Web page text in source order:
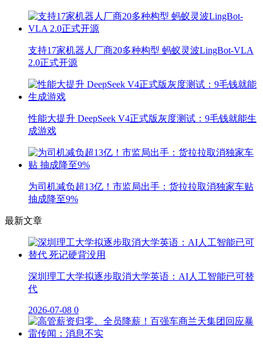
支持17家机器人厂商20多种构型 蚂蚁灵波LingBot-VLA
2.0正式开源
性能大提升 DeepSeek V4正式版灰度测试：9毛钱就能生
成游戏
为司机减负超13亿！市监局出手：货拉拉取消独家车贴
抽成降至9%
最新文章
深圳理工大学拟逐步取消大学英语：AI人工智能已可替
代
2026-07-08 0